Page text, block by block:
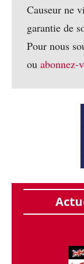
Causeur ne
garantie de
Pour nous
ou abonnez-